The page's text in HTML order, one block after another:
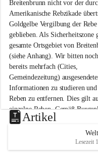
t
e
n
b
r
u
n
n
a
m
N
e
u
s
d
Breitenbrunn nicht vor der
Amerikanische Rebzikade
Goldgelbe Vergilbung der
geblieben. Als Sicherheitszone
gesamte Ortsgebiet von
(siehe Anhang). Wir bitten
bereits mehrfach (Cities,
Gemeindezeitung)
Informationen zu studieren
Reben zu entfernen. Dies gilt
einzelne Reben. Gemäß
Weinbaugesetz sind nicht
unzulässige Weingärten zu
helfen wir zusammen um
vor den prognostizierten
Artikel
Lesezeit